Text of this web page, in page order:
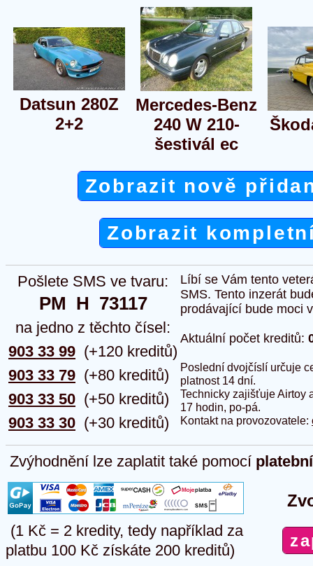
Datsun 280Z
2+2
Mercedes-Benz
240 W 210-
šestivál ec
Zobrazit nově
Zobrazit
Pošlete SMS ve tvaru:
PM  H  73117
na jedno z těchto čísel:
903 33 99
903 33 79
903 33 50
903 33 30
(+120 kreditů)
(+80 kreditů)
(+50 kreditů)
(+30 kreditů)
Líbí se Vám tento
SMS. Tento inzerát
prodávající bude moci
Aktuální počet kreditů:
Poslední dvojčíslí určuje
platnost 14 dní.
Technicky zajišťuje Airtoy
17 hodin, po-pá.
Kontakt na provozovatele:
Zvýhodnění lze zaplatit také pomocí
(1 Kč = 2 kredity, tedy například za
platbu 100 Kč získáte 200 kreditů)